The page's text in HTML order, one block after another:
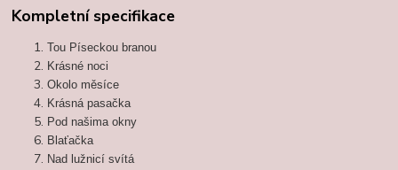
Kompletní specifikace
Tou Píseckou branou
Krásné noci
Okolo měsíce
Krásná pasačka
Pod našima okny
Blaťačka
Nad lužnicí svítá